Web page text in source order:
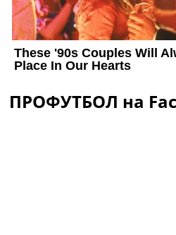
ПРОФУТБОЛ на